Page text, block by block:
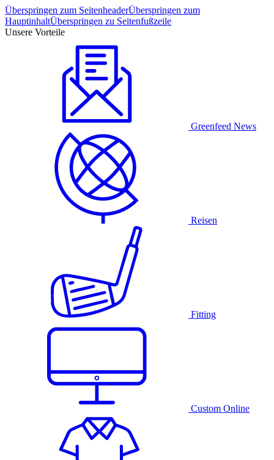
Überspringen zum SeitenheaderÜberspringen zum
HauptinhaltÜberspringen zu Seitenfußzeile
Unsere Vorteile
Greenfeed News
Reisen
Fitting
Custom Online